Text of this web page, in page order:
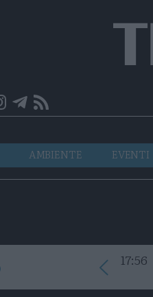
AMBIENTE EVENTI
17:56